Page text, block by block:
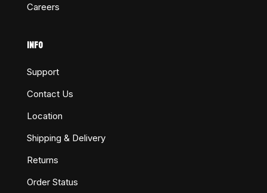
Careers
INFO
Support
Contact Us
Location
Shipping & Delivery
Returns
Order Status